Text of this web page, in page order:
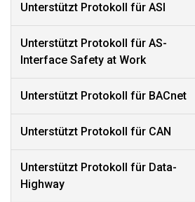
Unterstützt Protokoll für ASI
Unterstützt Protokoll für AS-
Interface Safety at Work
Unterstützt Protokoll für BACnet
Unterstützt Protokoll für CAN
Unterstützt Protokoll für Data-
Highway